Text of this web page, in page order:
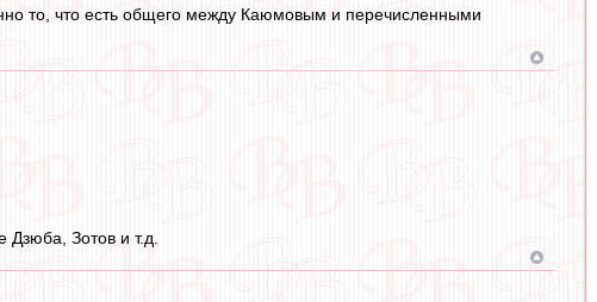
то, что есть общего между Каюмовым и перечисленными
Зотов и т.д.